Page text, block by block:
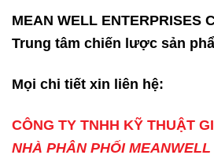
MEAN WELL ENTERPRISES
Trung tâm chiến lược sản
Mọi chi tiết xin liên hệ:
CÔNG TY TNHH KỸ THUẬT
NHÀ PHÂN PHỐI